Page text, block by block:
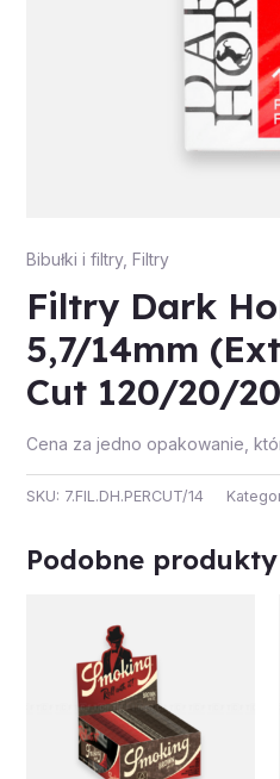
Bibułki i filtry, Filtry
Filtry Dark
5,7/14mm
Cut 120/20/20
Cena za jedno opakowanie,
SKU: 7.FIL.DH.PERCUT/14
Podobne produkty